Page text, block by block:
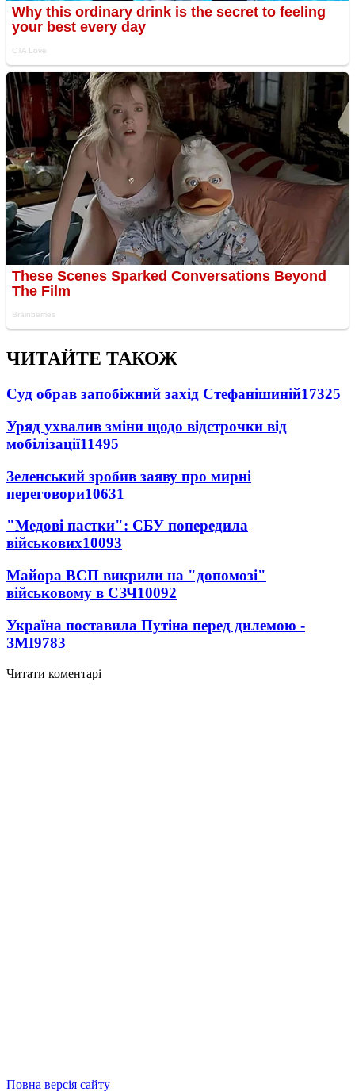
ЧИТАЙТЕ ТАКОЖ
Суд обрав запобіжний захід Стефанішиній17325
Уряд ухвалив зміни щодо відстрочки від
мобілізації11495
Зеленський зробив заяву про мирні
переговори10631
"Медові пастки": СБУ попередила
військових10093
Майора ВСП викрили на "допомозі"
військовому в СЗЧ10092
Україна поставила Путіна перед дилемою -
ЗМІ9783
Читати коментарі
Повна версія сайту